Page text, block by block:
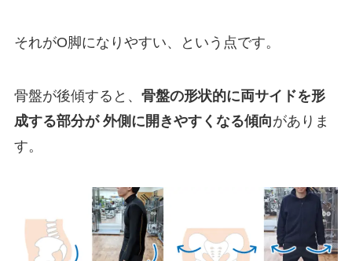
それがO脚になりやすい、という点です。
骨盤が後傾すると、 骨盤の形状的に両サイドを形
成する部分が 外側に開きやすくなる傾向がありま
す。